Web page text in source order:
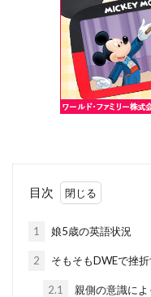
目次
1 娘5歳の英語状況
2 そもそもDWEで挫
2.1 親側の意識に